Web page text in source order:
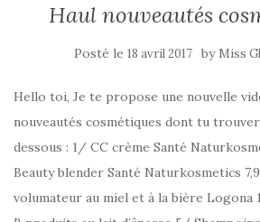
Haul nouveautés
Posté le 18 avril 2017 by Miss
Hello toi, Je te propose une nouvelle
nouveautés cosmétiques dont tu
dessous : 1/ CC crème Santé
Beauty blender Santé Naturkosmetics
volumateur au miel et à la bière